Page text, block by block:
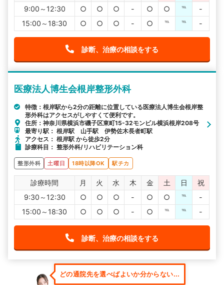
9:00～12:30
○ ○ ○ - ○ ○ ℡
-
15:00～18:30
○ ○ ○ - ○ ℡ ℡ -
診断、治療の相談をする
医療法人博生会根岸整形外科
特徴：根岸駅から2分の距離に位置している医療法人博生会根岸整
形外科はアクセスがしやすくて便利です。
住所：神奈川県横浜市磯子区東町15-32モンビル横浜根岸208号
最寄り駅： 根岸駅 山手駅 伊勢佐木長者町駅
アクセス： 根岸駅 から徒歩2分
診療科目： 整形外科/リハビリテーション科
整形外科 土曜日 18時以降OK 駅チカ
診療時間 月 火 水 木 金 土 日
祝
9:30～12:30
○ ○ ○ - ○ ○ ℡
-
15:00～18:30
○ ○ ○ - ○ ℡ ℡ -
診断、治療の相談をする
どの通院先を選べばよいか分からない...